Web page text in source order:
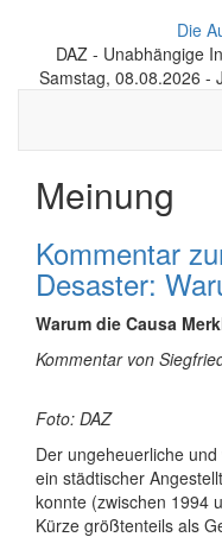
Die
DAZ - Unabhängige
Samstag, 08.08.2026 -
Meinung
Kommentar
Desaster:
Warum die Causa
Kommentar von
Foto: DAZ
Der ungeheuerliche
ein städtischer
konnte (zwischen 1994
Kürze größtenteils als